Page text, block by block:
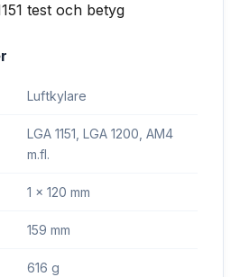
Luftkylare
LGA 1151, LGA 1200, AM4
m.fl.
1 x 120 mm
159 mm
616 g